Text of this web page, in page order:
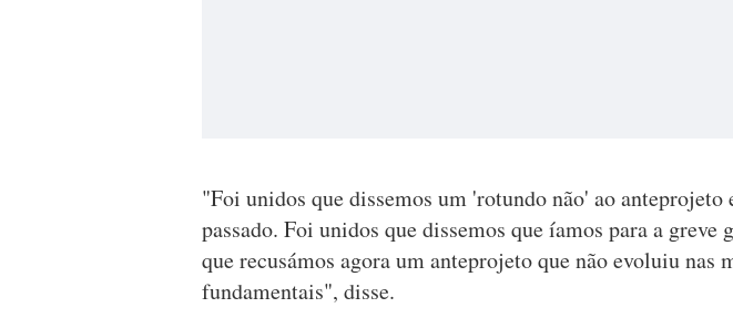
"Foi unidos que dissemos um 'rotundo não' ao anteprojeto
passado. Foi unidos que dissemos que íamos para a greve
que recusámos agora um anteprojeto que não evoluiu nas
fundamentais", disse.